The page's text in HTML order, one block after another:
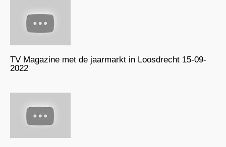
TV Magazine met de jaarmarkt in Loosdrecht 15-09-
2022